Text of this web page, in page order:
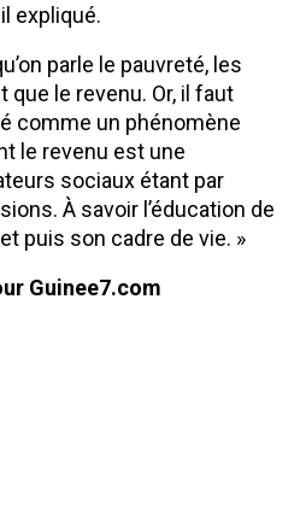
expliqué.
parle le pauvreté, les
le revenu. Or, il faut
comme un phénomène
le revenu est une
sociaux étant par
À savoir l’éducation de
puis son cadre de vie. »
Guinee7.com